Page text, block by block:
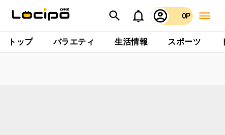
0P
トップ バラエティ 生活情報 スポーツ